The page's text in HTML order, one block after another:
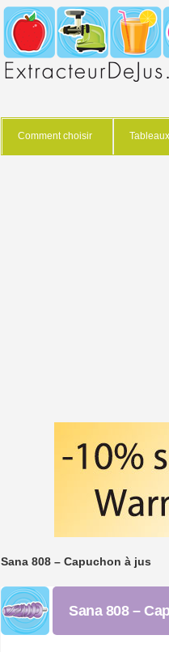
Comment choisir
Sana 808 – Capuchon à jus
Sana 808 –